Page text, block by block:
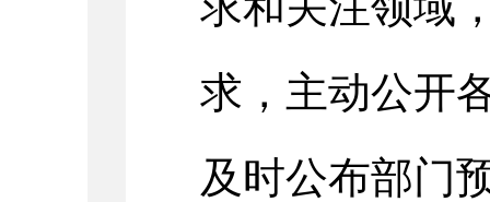
求，主动公开
及时公布部门